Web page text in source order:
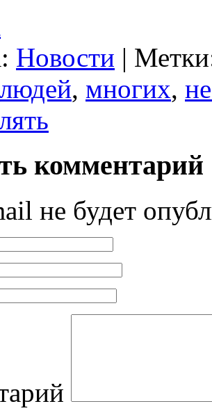
Новости |
людей, многих,
комментарий
не будет